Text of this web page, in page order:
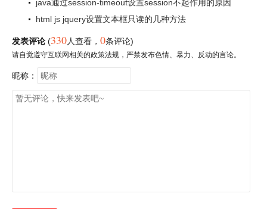
java通过session-timeout设置session不起作用的原因
html js jquery设置文本框只读的几种方法
发表评论 (330人查看 ， 0条评论)
请自觉遵守互联网相关的政策法规，严禁发布色情、暴力、反动的言论。
昵称：